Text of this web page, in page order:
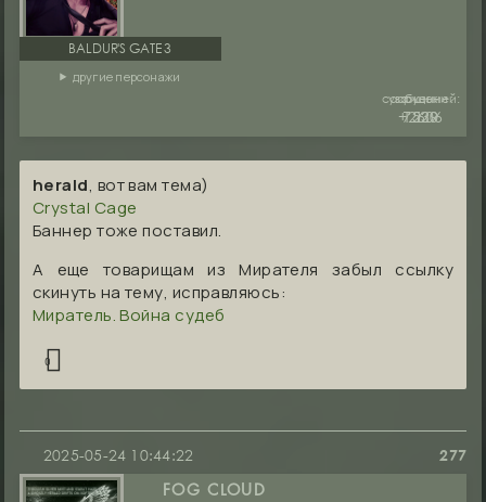
BALDUR'S GATE 3
руны:
7530
сообщений:
1229
уважение:
+2606
другие персонажи
herald, вот вам тема)
Crystal Cage
Баннер тоже поставил.
А еще товарищам из Мирателя забыл ссылку
скинуть на тему, исправляюсь:
Миратель. Война судеб
0
277
2025-05-24 10:44:22
FOG CLOUD